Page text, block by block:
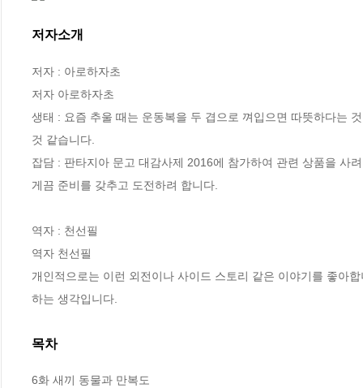
저자소개
저자 : 아로하자초
저자 아로하자초
생태 : 요즘 추울 때는 운동복을 두 겹으로 껴입으면 따뜻하다는
것 같습니다.
잡담 : 판타지아 문고 대감사제 2016에 참가하여 관련 상품을 사
게끔 준비를 갖추고 도전하려 합니다.
역자 : 천선필
역자 천선필
개인적으로는 이런 외전이나 사이드 스토리 같은 이야기를 좋아
하는 생각입니다.
목차
6화 새끼 동물과 만복도